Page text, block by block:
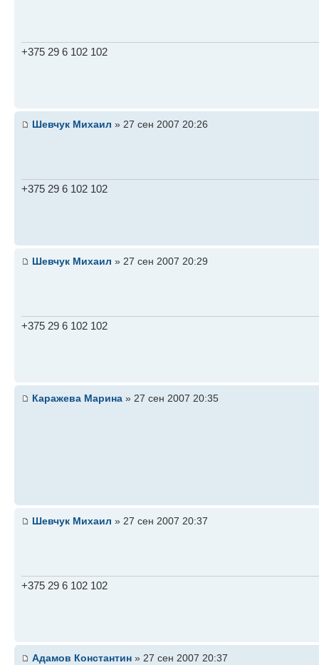
+375 29 6 102 102
Шевчук Михаил » 27 сен 2007 20:26
+375 29 6 102 102
Шевчук Михаил » 27 сен 2007 20:29
+375 29 6 102 102
Каражева Марина » 27 сен 2007 20:35
Шевчук Михаил » 27 сен 2007 20:37
+375 29 6 102 102
Адамов Константин » 27 сен 2007 20:37